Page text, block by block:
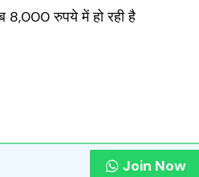
8,000 रुपये में हो रही है
Join Now